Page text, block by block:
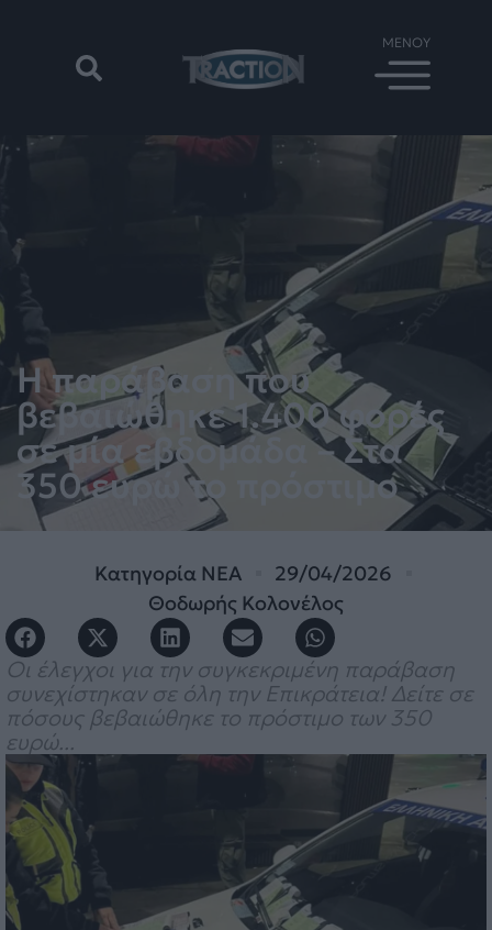
Η παράβαση που
βεβαιώθηκε 1.400 φορές
σε μία εβδομάδα – Στα
350 ευρώ το πρόστιμο
Κατηγορία ΝΕΑ
29/04/2026
Θοδωρής Κολονέλος
Οι έλεγχοι για την συγκεκριμένη παράβαση
συνεχίστηκαν σε όλη την Επικράτεια! Δείτε σε
πόσους βεβαιώθηκε το πρόστιμο των 350
ευρώ...